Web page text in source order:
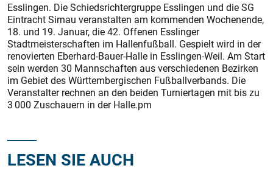
Esslingen. Die Schiedsrichtergruppe Esslingen und die SG
Eintracht Sirnau veranstalten am kommenden Wochenende,
18. und 19. Januar, die 42. Offenen Esslinger
Stadtmeisterschaften im Hallenfußball. Gespielt wird in der
renovierten Eberhard-Bauer-Halle in Esslingen-Weil. Am Start
sein werden 30 Mannschaften aus verschiedenen Bezirken
im Gebiet des Württembergischen Fußballverbands. Die
Veranstalter rechnen an den beiden Turniertagen mit bis zu
3 000 Zuschauern in der Halle.pm
LESEN SIE AUCH